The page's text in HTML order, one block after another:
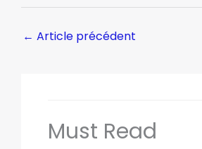
← Article précédent
Must Read